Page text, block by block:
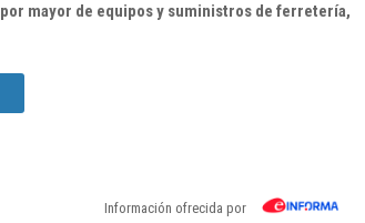
mayor de equipos y suministros de ferretería,
Información ofrecida por